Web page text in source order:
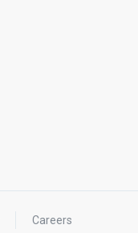
Careers